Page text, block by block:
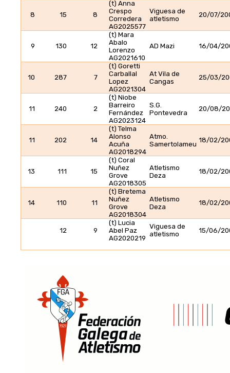
8 15 8
(t) Anna
Crespo
Corredera
AG2025577
Viguesa de
atletismo
20/07/
9 130 12
(t) Mara
Abalo
Lorenzo
AG2021610
AD Mazi 16/04/
10 287 7
(t) Goretti
Carballal
Lopez
AG2021304
At Vila de
Cangas
25/03/
11 240 2
(t) Niobe
Barreiro
Fernández
AG2023124
S.G.
Pontevedra
20/08/
11 202 14
(t) Telma
Alonso
Acuña
AG2018294
Atmo.
Samertolameu
18/02/
13 111 15
(t) Coral
Nuñez
Grove
AG2018305
Atletismo
Deza
18/02/
14 110 11
(t) Bretema
Nuñez
Grove
AG2018304
Atletismo
Deza
18/02/
12 9
(t) Lucia
Abel Paz
AG2020219
Viguesa de
atletismo
15/06/